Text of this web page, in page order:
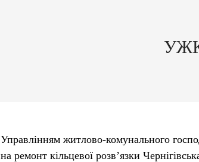
Управлінням житлово-комунального
на ремонт кільцевої розв’язки